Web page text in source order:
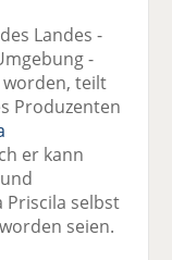
Landes -
-
worden, teilt
Produzenten
er kann
selbst
seien.